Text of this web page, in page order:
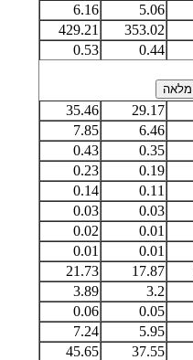
5.06
6.16
353.02
429.21
0.44
0.53
29.17
35.46
6.46
7.85
0.35
0.43
0.19
0.23
0.11
0.14
0.03
0.03
0.01
0.02
0.01
0.01
17.87
21.73
3.2
3.89
0.05
0.06
5.95
7.24
37.55
45.65